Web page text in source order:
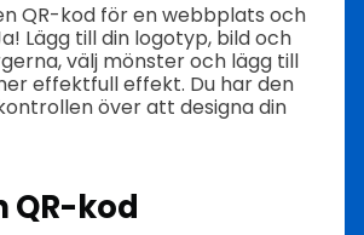
QR-kod för en webbplats och
Lägg till din logotyp, bild och
välj mönster och lägg till
effektfull effekt. Du har den
över att designa din
QR-kod